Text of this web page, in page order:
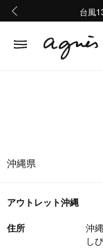
熊本
台風
熊本
沖縄県
アウトレット沖縄
住所
沖
し